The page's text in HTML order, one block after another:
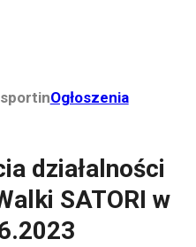
inOgłoszenia
działalności
SATORI w